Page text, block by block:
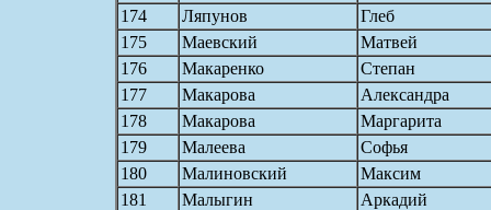
174
Ляпунов
Глеб
175
Маевский
Матвей
176
Макаренко
Степан
177
Макарова
Александра
178
Макарова
Маргарита
179
Малеева
Софья
180
Малиновский
Максим
181
Малыгин
Аркадий